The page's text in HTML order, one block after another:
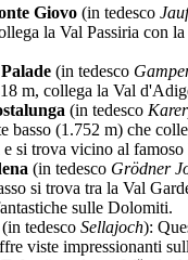
Giovo (in tedesco
la Val Passiria con
(in tedesco
m, collega la Val
(in tedesco
basso (1.752 m) che
e si trova vicino al
(in tedesco Grödner
si trova tra la Val
sulle Dolomiti.
(in tedesco Sellajoch):
viste impressionanti